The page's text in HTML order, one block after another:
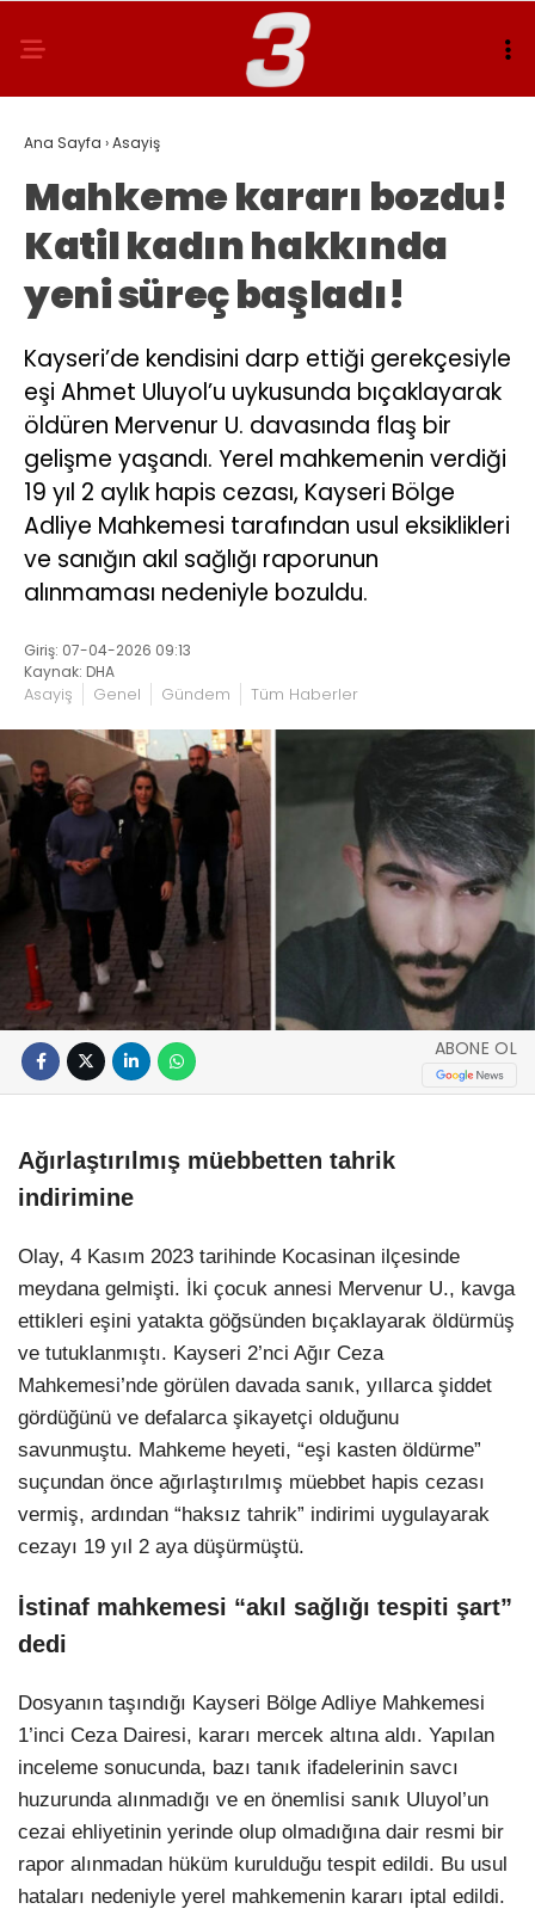
Ana Sayfa ›Asayiş
Mahkeme kararı bozdu!
Katil kadın hakkında
yeni süreç başladı!
Kayseri’de kendisini darp ettiği gerekçesiyle
eşi Ahmet Uluyol’u uykusunda bıçaklayarak
öldüren Mervenur U. davasında flaş bir
gelişme yaşandı. Yerel mahkemenin verdiği
19 yıl 2 aylık hapis cezası, Kayseri Bölge
Adliye Mahkemesi tarafından usul eksiklikleri
ve sanığın akıl sağlığı raporunun
alınmaması nedeniyle bozuldu.
Giriş: 07-04-2026 09:13
Kaynak: DHA
Asayiş Genel Gündem Tüm Haberler
ABONE OL
Ağırlaştırılmış müebbetten tahrik
indirimine
Olay, 4 Kasım 2023 tarihinde Kocasinan ilçesinde
meydana gelmişti. İki çocuk annesi Mervenur U., kavga
ettikleri eşini yatakta göğsünden bıçaklayarak öldürmüş
ve tutuklanmıştı. Kayseri 2’nci Ağır Ceza
Mahkemesi’nde görülen davada sanık, yıllarca şiddet
gördüğünü ve defalarca şikayetçi olduğunu
savunmuştu. Mahkeme heyeti, “eşi kasten öldürme”
suçundan önce ağırlaştırılmış müebbet hapis cezası
vermiş, ardından “haksız tahrik” indirimi uygulayarak
cezayı 19 yıl 2 aya düşürmüştü.
İstinaf mahkemesi “akıl sağlığı tespiti şart”
dedi
Dosyanın taşındığı Kayseri Bölge Adliye Mahkemesi
1’inci Ceza Dairesi, kararı mercek altına aldı. Yapılan
inceleme sonucunda, bazı tanık ifadelerinin savcı
huzurunda alınmadığı ve en önemlisi sanık Uluyol’un
cezai ehliyetinin yerinde olup olmadığına dair resmi bir
rapor alınmadan hüküm kurulduğu tespit edildi. Bu usul
hataları nedeniyle yerel mahkemenin kararı iptal edildi.